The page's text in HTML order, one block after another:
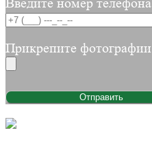
Введите номер телефона
Прикрепите фотографии